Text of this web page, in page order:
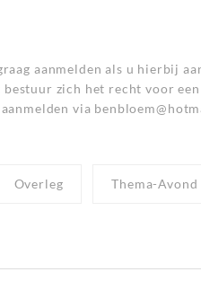
aanmelden als u hierbij
zich het recht voor
aanmelden via
Overleg Thema-Avond